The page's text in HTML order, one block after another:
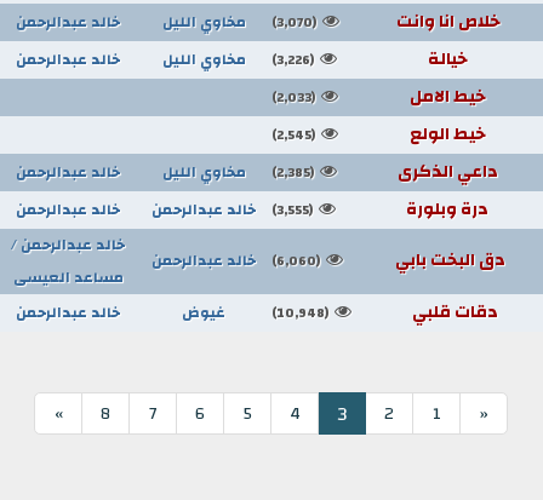
خلاص انا وانت (3,070) مخاوي الليل خالد عبدالرحمن
خيالة (3,226) مخاوي الليل خالد عبدالرحمن
خيط الامل (2,033)
خيط الولع (2,545)
داعي الذكرى (2,385) مخاوي الليل خالد عبدالرحمن
درة وبلورة (3,555) خالد عبدالرحمن خالد عبدالرحمن
دق البخت بابي (6,060) خالد عبدالرحمن
خالد عبدالرحمن /
مساعد العيسى
دقات قلبي (10,948) غيوض خالد عبدالرحمن
«
1
2
3
4
5
6
7
8
»